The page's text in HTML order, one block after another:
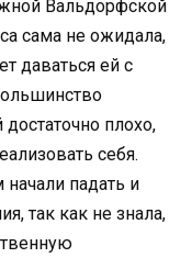
Вальдорфской
сама не ожидала,
даваться ей с
плохо,
себя.
падать и
так как не знала,